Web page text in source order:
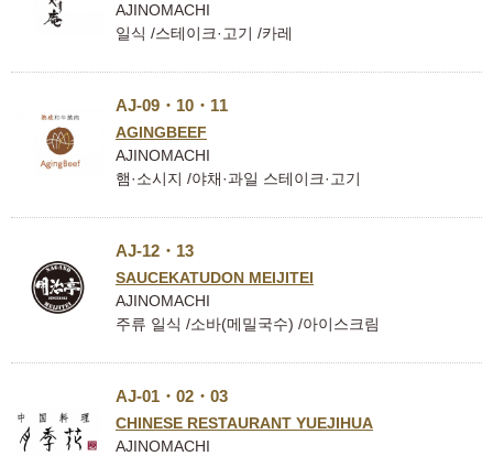
AJINOMACHI
일식 /스테이크·고기 /카레
AJ-09・10・11
AGINGBEEF
AJINOMACHI
햄·소시지 /야채·과일 스테이크·고기
AJ-12・13
SAUCEKATUDON MEIJITEI
AJINOMACHI
주류 일식 /소바(메밀국수) /아이스크림
AJ-01・02・03
CHINESE RESTAURANT YUEJIHUA
AJINOMACHI